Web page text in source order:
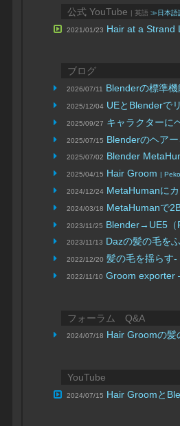
公式 YouTube | 英語 ≫日本語
2021/01/23 Hair at a Strand
ブログ
2026/07/11 Blenderの標準
2025/12/04 UEとBlenderで
2025/09/27 キャラクターに
2025/07/15 Blenderのヘア
2025/07/02 Blender
2025/04/15 Hair Groom |
2024/12/24 MetaHumanに
2024/03/18 MetaHumanで
2023/11/25 Blender→UE5（
2023/11/13 Dazの髪の毛を
2022/12/20 髪の毛を揺らす-
2022/11/10 Groom exporter
フォーラム Q&A
2024/07/18 Hair Groomの髪
YouTube
2024/07/15 Hair Groomと